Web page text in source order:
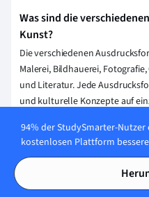
Was sind die
Kunst?
Die verschiedenen
Malerei, Bildhauerei,
und Literatur. Jede
und kulturelle Konzepte auf
kreativen Stimmen
Wie beeinflussen
Ausdrucksformen in der
94% der StudySmarter-
kostenlosen Plattform